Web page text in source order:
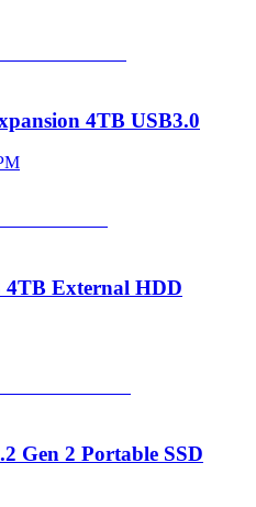
4TB USB3.0
4TB External HDD
Gen 2 Portable SSD